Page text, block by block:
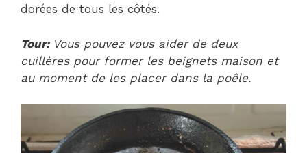
dorées de tous les côtés.
Tour:Vous pouvez vous aider de deux
cuillères pour former les beignets maison et
au moment de les placer dans la poêle.